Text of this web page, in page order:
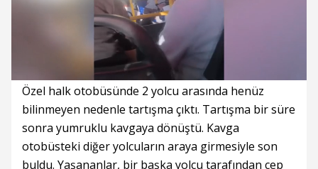
/
Toplam
Süre Yüklendi
0%
Yükleniyor
0%
Özel halk otobüsünde 2 yolcu arasında henüz
bilinmeyen nedenle tartışma çıktı. Tartışma bir süre
sonra yumruklu kavgaya dönüştü. Kavga
otobüsteki diğer yolcuların araya girmesiyle son
buldu. Yaşananlar, bir başka yolcu tarafından cep